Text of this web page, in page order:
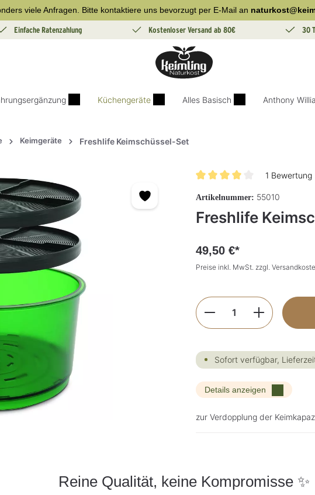
viele Anfragen. Bitte kontaktiere uns bevorzugt per E-Mail an
Einfache Ratenzahlung Kostenloser Versand ab 80€ 30
Küchengeräte Alles Basisch Anthony
Keimgeräte Freshlife Keimschüssel-Set
1 Bewertung
Artikelnummer: 55010
Freshlife
49,50 €*
Preise inkl. MwSt. zzgl.
Produkt Anzahl:
Sofort verfügbar,
Details anzeigen
zur Verdopplung der
Reine Qualität, keine Kompromisse ✨